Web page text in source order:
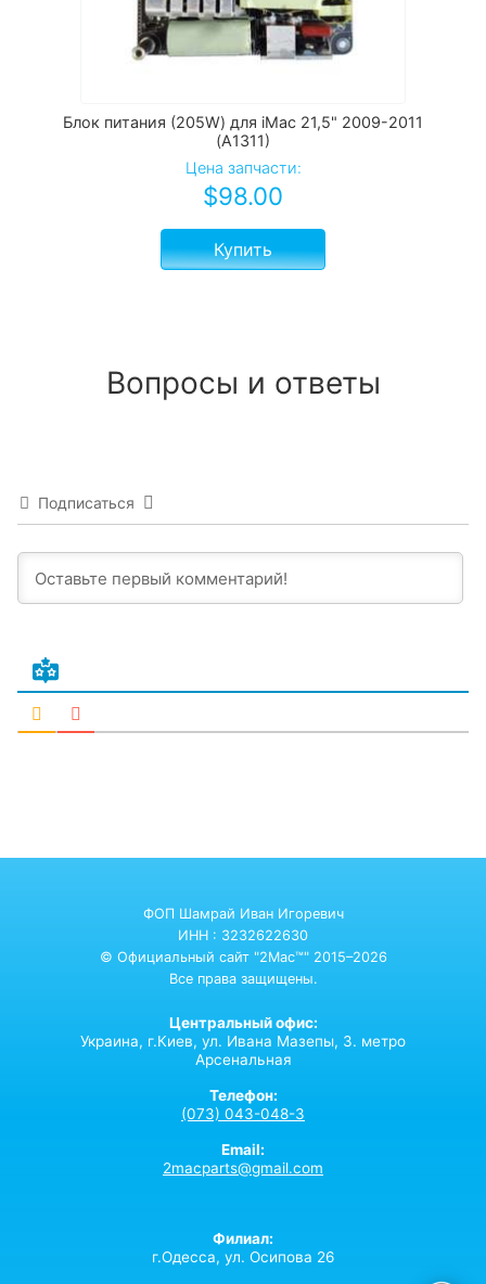
Блок питания (205W) для iMac 21,5" 2009-2011
(A1311)
Цена запчасти:
$98.00
Купить
Вопросы и ответы
Подписаться
ФОП Шамрай Иван Игоревич
ИНН : 3232622630
© Официальный сайт "2Mac™" 2015–2026
Все права защищены.
Центральный офис:
Украина, г.Киев, ул. Ивана Мазепы, 3. метро
Арсенальная
Телефон:
(073) 043-048-3
Email:
2macparts@gmail.com
Филиал:
г.Одесса, ул. Осипова 26